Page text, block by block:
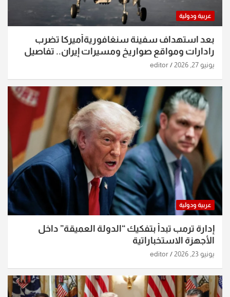
عربية ودولية
بعد استهداف سفينة سنغافوريةأميركا تضرب
رادارات ومواقع صواريخ ومسيرات إيران.. تفاصيل
الساعات الماضية
يونيو 27, 2026 editor
عربية ودولية
إدارة ترمب تبدأ بتفكيك “الدولة العميقة” داخل
الأجهزة الاستخباراتية
يونيو 23, 2026 editor